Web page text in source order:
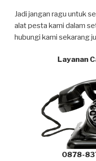
Jadi jangan ragu untuk
alat pesta kami dalam
hubungi kami sekarang
Layanan
0878-